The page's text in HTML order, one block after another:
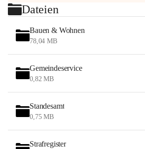
Dateien
Bauen & Wohnen
78,04 MB
Gemeindeservice
0,82 MB
Standesamt
0,75 MB
Strafregister